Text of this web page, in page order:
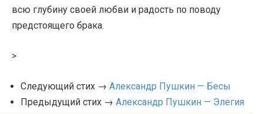
всю глубину своей любви и радость по поводу
предстоящего брака.
>
Следующий стих → Александр Пушкин — Бесы
Предыдущий стих → Александр Пушкин — Элегия